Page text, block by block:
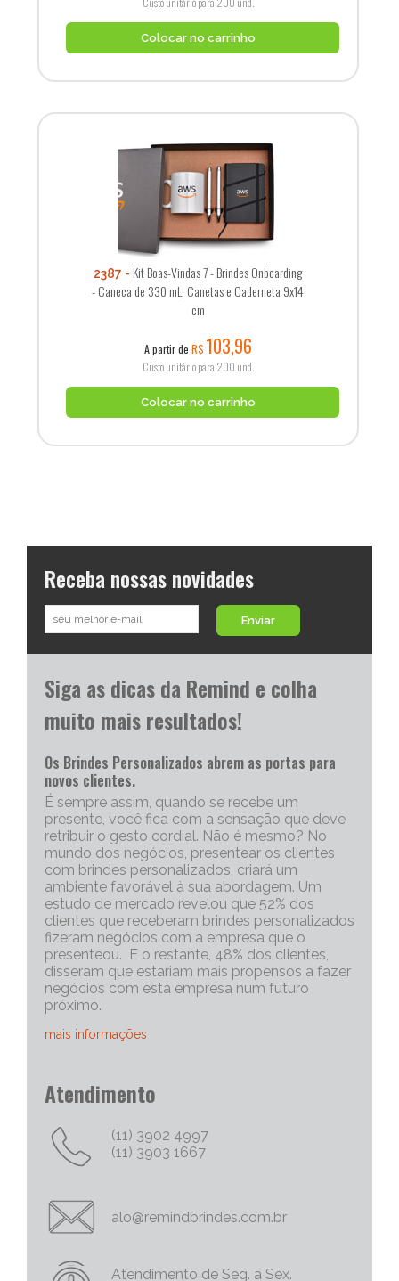
Colocar no carrinho
2387
Kit Boas-Vindas 7 - Brindes Onboarding
- Caneca de 330 mL, Canetas e Caderneta 9x14
cm
A partir de R$ 103,96
Custo unitário para 200 und.
Colocar no carrinho
Receba nossas novidades
Enviar
Siga as dicas da Remind e colha
muito mais resultados!
Os Brindes Personalizados abrem as portas para
novos clientes.
É sempre assim, quando se recebe um
presente, você fica com a sensação que deve
retribuir o gesto cordial. Não é mesmo? No
mundo dos negócios, presentear os clientes
com brindes personalizados, criará um
ambiente favorável à sua abordagem. Um
estudo de mercado revelou que 52% dos
clientes que receberam brindes personalizados
fizeram negócios com a empresa que o
presenteou. E o restante, 48% dos clientes,
disseram que estariam mais propensos a fazer
negócios com esta empresa num futuro
próximo.
mais informações
eficazes para iniciar uma conversa com um
corporativo, quanto mais exclusivo e
personalizado, melhor será o “quebra do gelo”,
e abrirá mais espaço para tratativas
Chame Mais Atenção com Brinde Corporativos
Personalizados Criativos
as nossas empresas e nossas marcas e
Atendimento
(11) 3902 4997
(11) 3903 1667
alo@remindbrindes.com.br
Atendimento de Seg. a Sex.